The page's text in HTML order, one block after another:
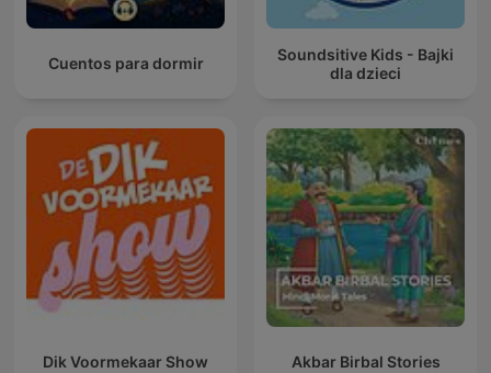
Cuentos para dormir
Soundsitive Kids - Bajki
dla dzieci
Dik Voormekaar Show Akbar Birbal Stories